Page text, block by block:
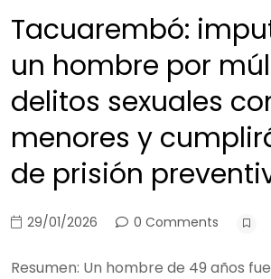
Tacuarembó:
un hombre por
delitos sexuales
menores y
de prisión
29/01/2026 0 Comments
Resumen: Un hombre de 49 años